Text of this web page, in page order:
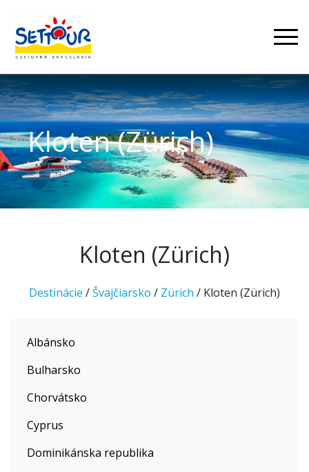
Kloten (Zürich)
Kloten (Zürich)
Destinácie /Švajčiarsko / Zürich / Kloten (Zürich)
Albánsko
Bulharsko
Chorvátsko
Cyprus
Dominikánska republika